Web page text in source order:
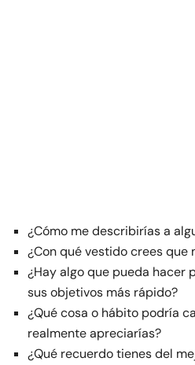
¿Cómo me describirías a
¿Con qué vestido crees que
¿Hay algo que pueda hacer
sus objetivos más rápido?
¿Qué cosa o hábito podría
realmente apreciarías?
¿Qué recuerdo tienes del